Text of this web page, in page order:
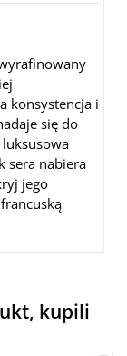
konsystencja i
się do
sera nabiera
jego
kupili